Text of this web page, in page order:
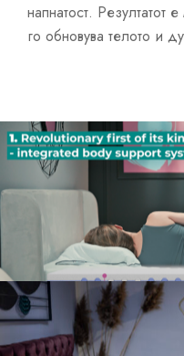
напнатост. Резултатот
го обновува телото и